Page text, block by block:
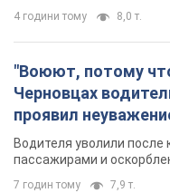
4 години тому 8,0 т.
"Воюют, потому
Черновцах
проявил
военным и
Видео
Водителя уволили после
пассажирами и
7 годин тому 7,9 т.